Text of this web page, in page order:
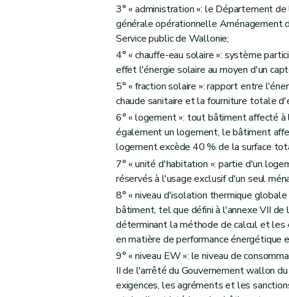
3° « administration »: le Département
générale opérationnelle Aménagement
Service public de Wallonie;
4° « chauffe-eau solaire »: système
effet l'énergie solaire au moyen d'un
5° « fraction solaire »: rapport entre
chaude sanitaire et la fourniture totale
6° « logement »: tout bâtiment affecté
également un logement, le bâtiment
logement excède 40 % de la surface
7° « unité d'habitation »: partie d'un
réservés à l'usage exclusif d'un seul
8° « niveau d'isolation thermique
bâtiment, tel que défini à l'annexe VII
déterminant la méthode de calcul et
en matière de performance
9° « niveau EW »: le niveau de
II de l'arrêté du Gouvernement wallon
exigences, les agréments et les